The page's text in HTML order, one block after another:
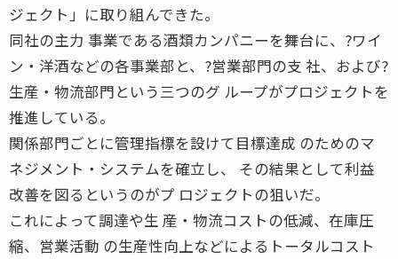
ジェクト」に取り組んできた。
同社の主力 事業である酒類カンパニーを舞台に、?ワイ
ン・洋酒などの各事業部と、?営業部門の支 社、および?
生産・物流部門という三つのグ ループがプロジェクトを
推進している。
関係部門ごとに管理指標を設けて目標達成 のためのマ
ネジメント・システムを確立し、 その結果として利益
改善を図るというのがプ ロジェクトの狙いだ。
これによって調達や生 産・物流コストの低減、在庫圧
縮、営業活動 の生産性向上などによるトータルコスト